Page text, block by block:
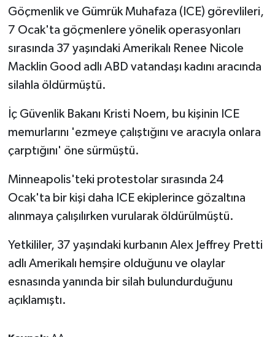
Göçmenlik ve Gümrük Muhafaza (ICE) görevlileri,
7 Ocak'ta göçmenlere yönelik operasyonları
sırasında 37 yaşındaki Amerikalı Renee Nicole
Macklin Good adlı ABD vatandaşı kadını aracında
silahla öldürmüştü.
İç Güvenlik Bakanı Kristi Noem, bu kişinin ICE
memurlarını 'ezmeye çalıştığını ve aracıyla onlara
çarptığını' öne sürmüştü.
Minneapolis'teki protestolar sırasında 24
Ocak'ta bir kişi daha ICE ekiplerince gözaltına
alınmaya çalışılırken vurularak öldürülmüştü.
Yetkililer, 37 yaşındaki kurbanın Alex Jeffrey Pretti
adlı Amerikalı hemşire olduğunu ve olaylar
esnasında yanında bir silah bulundurduğunu
açıklamıştı.